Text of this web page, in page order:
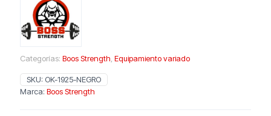
Categorías: Boos Strength Equipamiento variado
SKU: OK-1925-NEGRO
Marca: Boos Strength